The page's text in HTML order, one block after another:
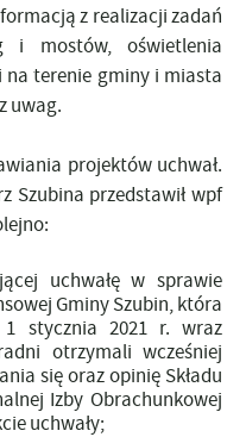
z realizacji zadań
i mostów, oświetlenia
na terenie gminy i miasta
uwag.
projektów uchwał.
Szubina przedstawił wpf
uchwałę w sprawie
Gminy Szubin, która
stycznia 2021 r. wraz
otrzymali wcześniej
się oraz opinię Składu
Izby Obrachunkowej
uchwały;